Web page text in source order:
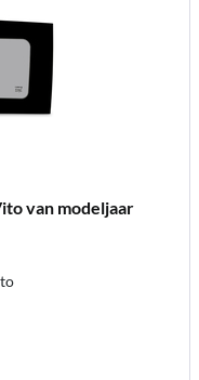
van modeljaar